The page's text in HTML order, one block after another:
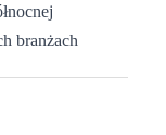
branżach